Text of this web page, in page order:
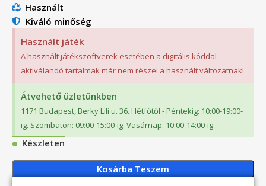
Használt
Kiváló minőség
Használt játék
A használt játékszoftverek esetében a digitális kóddal
aktiválandó tartalmak már nem részei a használt változatnak!
Átvehető üzletünkben
1171 Budapest, Berky Lili u. 36. Hétfőtől - Péntekig: 10:00-19:00-
ig. Szombaton: 09:00-15:00-ig. Vasárnap: 10:00-14:00-ig.
Készleten
Kosárba Teszem